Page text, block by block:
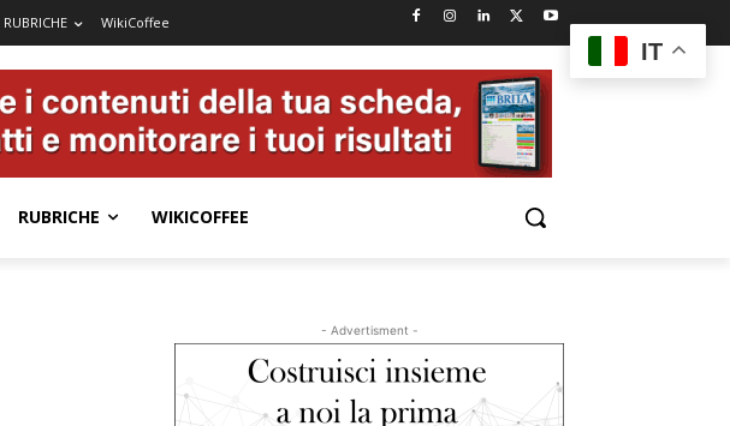
RUBRICHE WikiCoffee
RUBRICHE WIKICOFFEE
- Advertisment -
IT